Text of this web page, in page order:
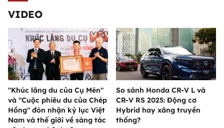
VIDEO
"Khúc lãng du của Cụ Mén"
và "Cuộc phiêu du của Chép
Hồng" đón nhận kỷ lục Việt
Nam và thế giới về sáng tác
So sánh Honda CR-V L và
CR-V RS 2025: Động cơ
Hybrid hay xăng truyền
thống?